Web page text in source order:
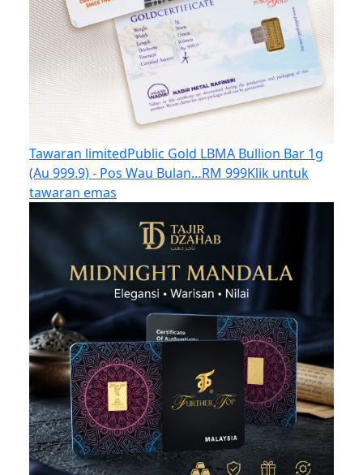
Tawaran limitedPublic Gold LBMA Bullion Bar 1g
(Au 999.9) - Pos Wau Bulan…RM 999Klik untuk
tawaran emas